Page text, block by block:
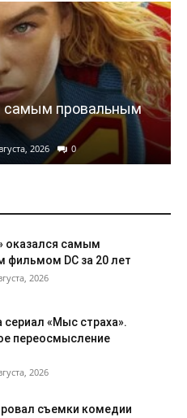
самым провальным
2026 0
оказался самым
фильмом DC за 20 лет
2026
сериал «Мыс страха».
переосмысление
2026
съемки комедии